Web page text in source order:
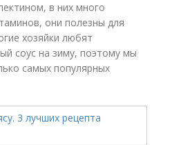
в них много
они полезны для
хозяйки любят
соус на зиму, поэтому мы
самых популярных